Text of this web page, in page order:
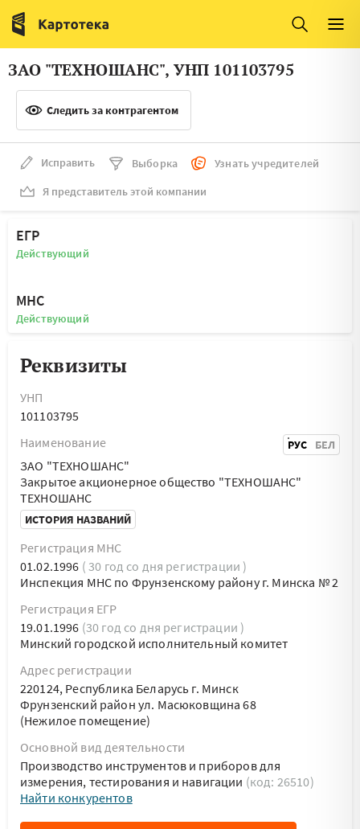
Италия
Люксембург
Литва
Нидерланды
ЗАО "ТЕХНОШАНС", УНП 101103795
Следить за контрагентом
Исправить Выборка
Узнать учредителей
Я представитель этой компании
ЕГР
Действующий
МНС
Действующий
Реквизиты
УНП
101103795
Наименование
РУС БЕЛ
ЗАО "ТЕХНОШАНС"
Закрытое акционерное общество "ТЕХНОШАНС"
ТЕХНОШАНС
ИСТОРИЯ НАЗВАНИЙ
Регистрация МНС
01.02.1996 ( 30 год со дня регистрации )
Инспекция МНС по Фрунзенскому району г. Минска № 2
Регистрация ЕГР
19.01.1996 (30 год со дня регистрации )
Минский городской исполнительный комитет
Адрес регистрации
220124, Республика Беларусь г. Минск
Фрунзенский район ул. Масюковщина 68
(Нежилое помещение)
Основной вид деятельности
Производство инструментов и приборов для
измерения, тестирования и навигации (код: 26510)
Найти конкурентов